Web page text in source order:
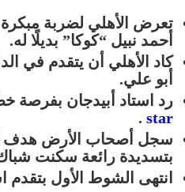
تعرض الأهلي لضربة مبكرة
أحمد نبيل “كوكا” بديلًا له.
كاد الأهلي أن يتقدم في
أبو علي.
رد استاد أبيدجان بفرصة
star
.
بتسديدة رائعة سكنت
انتهى الشوط الأول بتقدم